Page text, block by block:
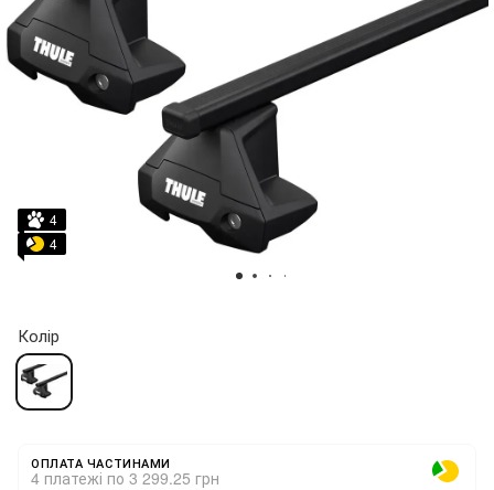
4
4
Колір
ОПЛАТА ЧАСТИНАМИ
4 платежі по 3 299.25 грн